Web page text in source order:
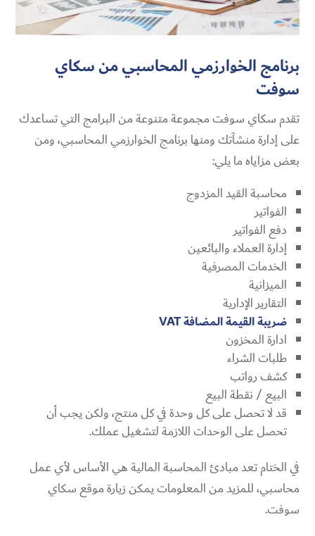
برنامج الخوارزمي المحاسبي من سكاي
سوفت
تقدم سكاي سوفت مجموعة متنوعة من البرامج التي تساعدك
على إدارة منشآتك ومنها برنامج الخوارزمي المحاسبي، ومن
بعض مزاياه ما يلي:
محاسبة القيد المزدوج
الفواتير
دفع الفواتير
إدارة العملاء والبائعين
الخدمات المصرفية
الميزانية
التقارير الإدارية
ضريبة القيمة المضافة VAT
ادارة المخزون
طلبات الشراء
كشف رواتب
البيع / نقطة البيع
قد لا تحصل على كل وحدة في كل منتج، ولكن يجب أن
تحصل على الوحدات اللازمة لتشغيل عملك.
في الختام تعد مبادئ المحاسبة المالية هي الأساس لأي عمل
محاسبي، للمزيد من المعلومات يمكن زيارة موقع سكاي
سوفت.